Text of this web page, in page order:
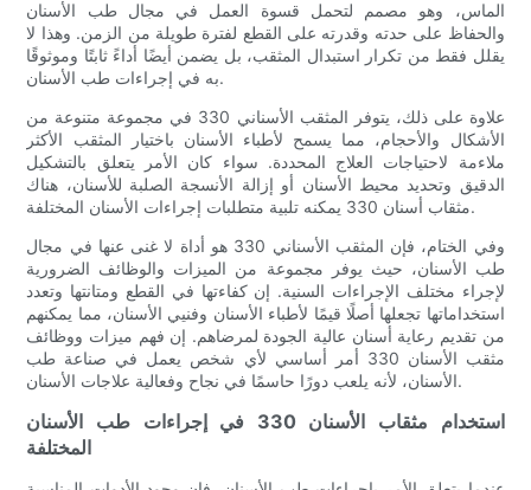
الماس، وهو مصمم لتحمل قسوة العمل في مجال طب الأسنان
والحفاظ على حدته وقدرته على القطع لفترة طويلة من الزمن. وهذا لا
يقلل فقط من تكرار استبدال المثقب، بل يضمن أيضًا أداءً ثابتًا وموثوقًا
به في إجراءات طب الأسنان.
علاوة على ذلك، يتوفر المثقب الأسناني 330 في مجموعة متنوعة من
الأشكال والأحجام، مما يسمح لأطباء الأسنان باختيار المثقب الأكثر
ملاءمة لاحتياجات العلاج المحددة. سواء كان الأمر يتعلق بالتشكيل
الدقيق وتحديد محيط الأسنان أو إزالة الأنسجة الصلبة للأسنان، هناك
مثقاب أسنان 330 يمكنه تلبية متطلبات إجراءات الأسنان المختلفة.
وفي الختام، فإن المثقب الأسناني 330 هو أداة لا غنى عنها في مجال
طب الأسنان، حيث يوفر مجموعة من الميزات والوظائف الضرورية
لإجراء مختلف الإجراءات السنية. إن كفاءتها في القطع ومتانتها وتعدد
استخداماتها تجعلها أصلًا قيمًا لأطباء الأسنان وفنيي الأسنان، مما يمكنهم
من تقديم رعاية أسنان عالية الجودة لمرضاهم. إن فهم ميزات ووظائف
مثقب الأسنان 330 أمر أساسي لأي شخص يعمل في صناعة طب
الأسنان، لأنه يلعب دورًا حاسمًا في نجاح وفعالية علاجات الأسنان.
استخدام مثقاب الأسنان 330 في إجراءات طب الأسنان
المختلفة